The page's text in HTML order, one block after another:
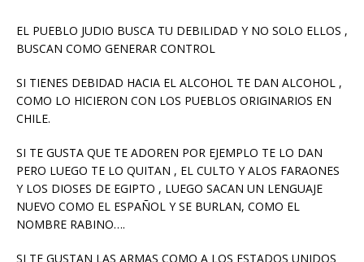
EL PUEBLO JUDIO BUSCA TU DEBILIDAD Y NO SOLO ELLOS ,
BUSCAN COMO GENERAR CONTROL
SI TIENES DEBIDAD HACIA EL ALCOHOL TE DAN ALCOHOL ,
COMO LO HICIERON CON LOS PUEBLOS ORIGINARIOS EN
CHILE.
SI TE GUSTA QUE TE ADOREN POR EJEMPLO TE LO DAN
PERO LUEGO TE LO QUITAN , EL CULTO Y ALOS FARAONES
Y LOS DIOSES DE EGIPTO , LUEGO SACAN UN LENGUAJE
NUEVO COMO EL ESPAÑOL Y SE BURLAN, COMO EL
NOMBRE RABINO….
SI TE GUSTAN LAS ARMAS COMO A LOS ESTADOS UNIDOS